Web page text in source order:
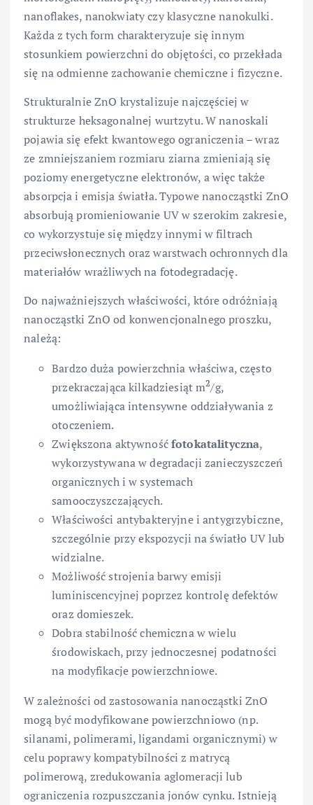
nanoflakes, nanokwiaty czy klasyczne nanokulki.
Każda z tych form charakteryzuje się innym
stosunkiem powierzchni do objętości, co przekłada
się na odmienne zachowanie chemiczne i fizyczne.
Strukturalnie ZnO krystalizuje najczęściej w
strukturze heksagonalnej wurtzytu. W nanoskali
pojawia się efekt kwantowego ograniczenia – wraz
ze zmniejszaniem rozmiaru ziarna zmieniają się
poziomy energetyczne elektronów, a więc także
absorpcja i emisja światła. Typowe nanocząstki ZnO
absorbują promieniowanie UV w szerokim zakresie,
co wykorzystuje się między innymi w filtrach
przeciwsłonecznych oraz warstwach ochronnych dla
materiałów wrażliwych na fotodegradację.
Do najważniejszych właściwości, które odróżniają
nanocząstki ZnO od konwencjonalnego proszku,
należą:
Bardzo duża powierzchnia właściwa, często
przekraczająca kilkadziesiąt m2/g,
umożliwiająca intensywne oddziaływania z
otoczeniem.
Zwiększona aktywnośćfotokatalityczna,
wykorzystywana w degradacji zanieczyszczeń
organicznych i w systemach
samooczyszczających.
Właściwości antybakteryjne i antygrzybiczne,
szczególnie przy ekspozycji na światło UV lub
widzialne.
Możliwość strojenia barwy emisji
luminiscencyjnej poprzez kontrolę defektów
oraz domieszek.
Dobra stabilność chemiczna w wielu
środowiskach, przy jednoczesnej podatności
na modyfikacje powierzchniowe.
W zależności od zastosowania nanocząstki ZnO
mogą być modyfikowane powierzchniowo (np.
silanami, polimerami, ligandami organicznymi) w
celu poprawy kompatybilności z matrycą
polimerową, zredukowania aglomeracji lub
ograniczenia rozpuszczania jonów cynku. Istnieją